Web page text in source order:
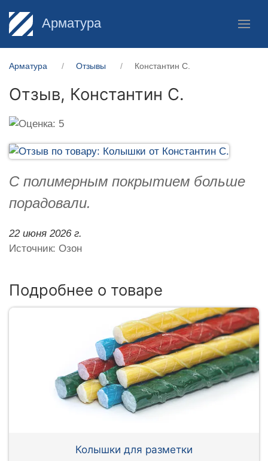
Арматура
Арматура Отзывы Константин С.
Отзыв, Константин С.
С полимерным покрытием больше
порадовали.
22 июня 2026 г.
Источник: Озон
Подробнее о товаре
Колышки для разметки